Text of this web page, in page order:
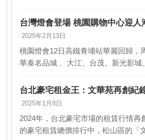
城、大江購物中心、台茂購物中心等
為燈會…
台灣燈會登場 桃園購物中心迎人
2025年2月13日
桃園燈會12日高鐵青埔站華麗回歸，
華泰名品城 、大江、台茂、新光影城
下，大江、台茂、華泰名品城1月業
台北豪宅租金王：文華苑再創紀
2025年1月8日
2024年，台北豪宅市場的租賃行情再
的豪宅租賃總價排行中，松山區的「